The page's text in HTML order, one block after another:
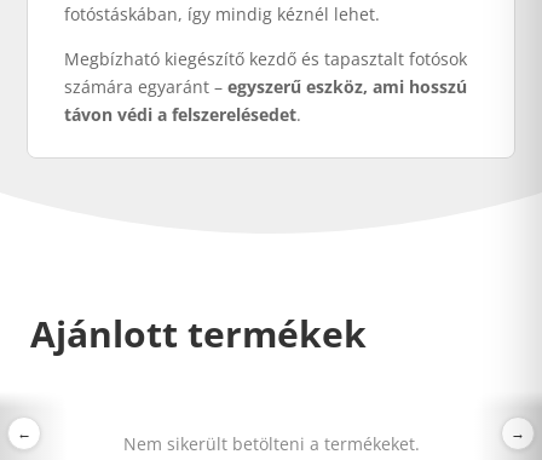
fotóstáskában, így mindig kéznél lehet.
Megbízható kiegészítő kezdő és tapasztalt fotósok
számára egyaránt –egyszerű eszköz, ami hosszú
távon védi a felszerelésedet.
Ajánlott termékek
← →
Nem sikerült betölteni a termékeket.